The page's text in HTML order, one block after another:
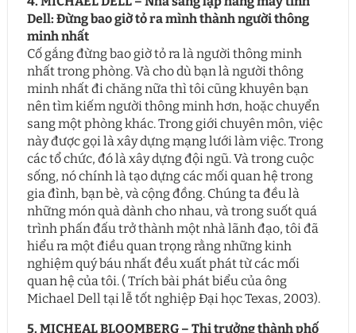
Dell: Đừng bao giờ tỏ ra mình thành người thông
minh nhất
Cố gắng đừng bao giờ tỏ ra là người thông minh
nhất trong phòng. Và cho dù bạn là người thông
minh nhất đi chăng nữa thì tôi cũng khuyên bạn
nên tìm kiếm người thông minh hơn, hoặc chuyển
sang một phòng khác. Trong giới chuyên môn, việc
này được gọi là xây dựng mạng lưới làm việc. Trong
các tổ chức, đó là xây dựng đội ngũ. Và trong cuộc
sống, nó chính là tạo dựng các mối quan hệ trong
gia đình, bạn bè, và cộng đồng. Chúng ta đều là
những món quà dành cho nhau, và trong suốt quá
trình phấn đấu trở thành một nhà lãnh đạo, tôi đã
hiểu ra một điều quan trọng rằng những kinh
nghiệm quý báu nhất đều xuất phát từ các mối
quan hệ của tôi. ( Trích bài phát biểu của ông
Michael Dell tại lễ tốt nghiệp Đại học Texas, 2003).
5. MICHEAL BLOOMBERG – Thị trưởng thành phố